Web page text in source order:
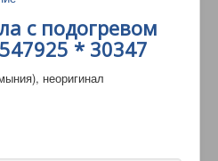
с подогревом
* 30347
неоригинал